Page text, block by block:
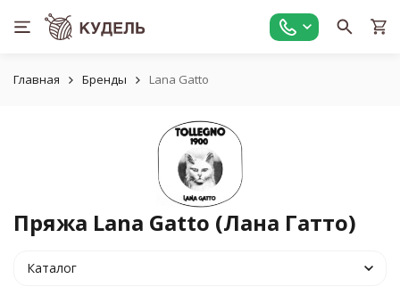
Главная Бренды Lana Gatto
Пряжа Lana Gatto (Лана Гатто)
Каталог